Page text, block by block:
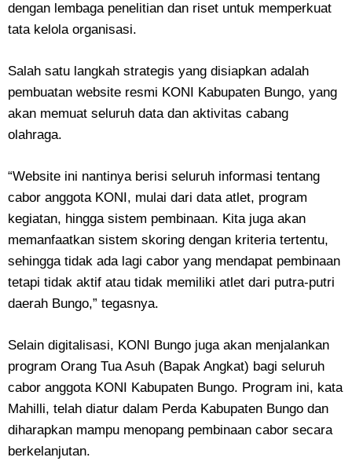
dengan lembaga penelitian dan riset untuk memperkuat
tata kelola organisasi.
Salah satu langkah strategis yang disiapkan adalah
pembuatan website resmi KONI Kabupaten Bungo, yang
akan memuat seluruh data dan aktivitas cabang
olahraga.
“Website ini nantinya berisi seluruh informasi tentang
cabor anggota KONI, mulai dari data atlet, program
kegiatan, hingga sistem pembinaan. Kita juga akan
memanfaatkan sistem skoring dengan kriteria tertentu,
sehingga tidak ada lagi cabor yang mendapat pembinaan
tetapi tidak aktif atau tidak memiliki atlet dari putra-putri
daerah Bungo,” tegasnya.
Selain digitalisasi, KONI Bungo juga akan menjalankan
program Orang Tua Asuh (Bapak Angkat) bagi seluruh
cabor anggota KONI Kabupaten Bungo. Program ini, kata
Mahilli, telah diatur dalam Perda Kabupaten Bungo dan
diharapkan mampu menopang pembinaan cabor secara
berkelanjutan.